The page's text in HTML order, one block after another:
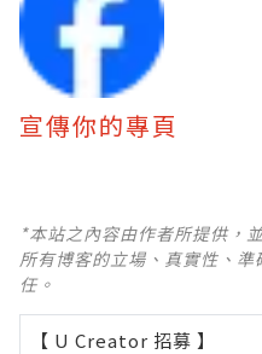
宣傳你的專頁
*本站之內容由作者所提供，
所有博客的立場、真實性、
任。
【 U Creator 招募 】